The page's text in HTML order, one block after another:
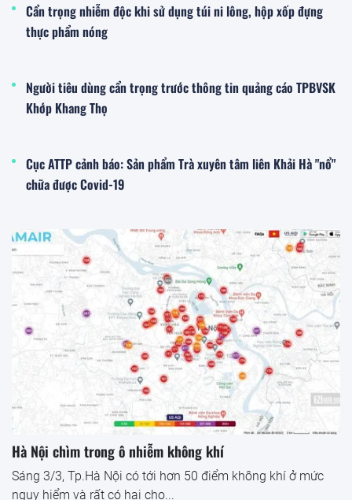
Cẩn trọng nhiễm độc khi sử dụng túi ni lông, hộp xốp đựng
thực phẩm nóng
Người tiêu dùng cẩn trọng trước thông tin quảng cáo TPBVSK
Khớp Khang Thọ
Cục ATTP cảnh báo: Sản phẩm Trà xuyên tâm liên Khải Hà "nổ"
chữa được Covid-19
Hà Nội chìm trong ô nhiễm không khí
Sáng 3/3, Tp.Hà Nội có tới hơn 50 điểm không khí ở mức
nguy hiểm và rất có hại cho...